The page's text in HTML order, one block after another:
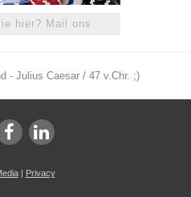
hier? Mail ons
- Julius Caesar / 47 v.Chr. ;)
| Privacy